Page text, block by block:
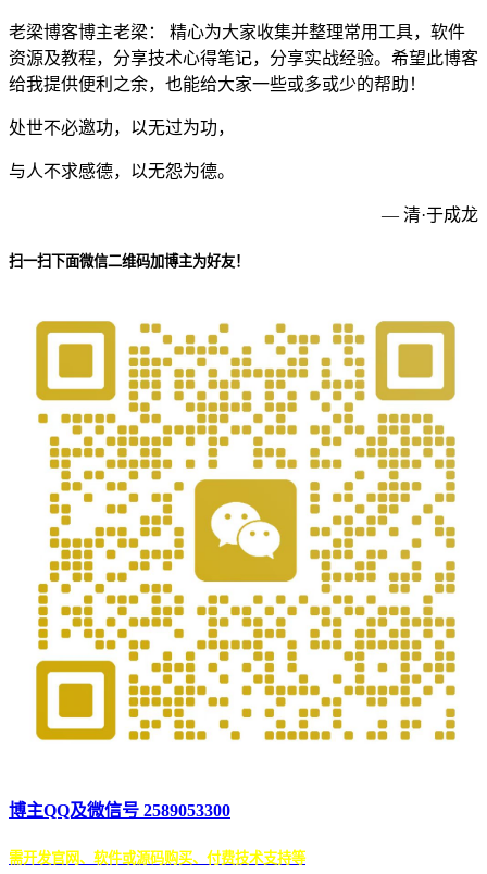
老梁博客博主老梁： 精心为大家收集并整理常用工具，软件
资源及教程，分享技术心得笔记，分享实战经验。希望此博客
给我提供便利之余，也能给大家一些或多或少的帮助！
处世不必邀功，以无过为功，
与人不求感德，以无怨为德。
— 清·于成龙
扫一扫下面微信二维码加博主为好友！
博主QQ及微信号 2589053300
需开发官网、软件或源码购买、付费技术支持等